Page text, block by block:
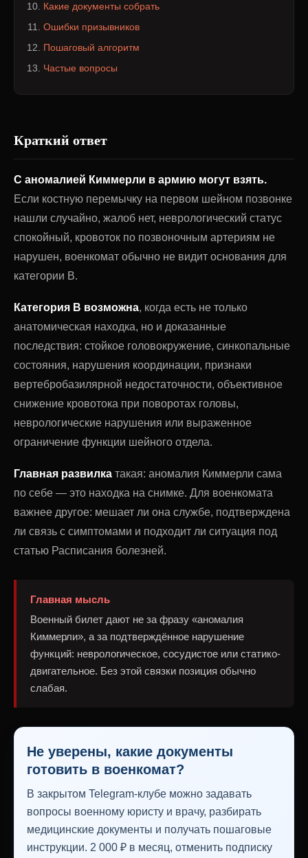
Какие документы собрать
Ошибки призывников
Пошаговый алгоритм
Частые вопросы
Краткий ответ
С аномалией Киммерли в армию могут взять.
Если костную перемычку на первом шейном позвонке
нашли случайно, жалоб нет, неврологический статус
спокойный, кровоток по позвоночным артериям не
нарушен, военкомат обычно не видит основания для
категории В.
Категория В возможна, когда есть не только
анатомическая находка, но и доказанные
последствия: стойкое головокружение, синкопальные
состояния, нарушения координации, признаки
вертебробазилярной недостаточности, объективное
снижение кровотока при поворотах головы,
неврологические нарушения или выраженное
ограничение функции шейного отдела.
Главная развилка такая: аномалия Киммерли сама
по себе — это находка на снимке. Для военкомата
важнее другое: мешает ли она службе, подтверждена
ли связь с симптомами и подходит ли ситуация под
статью Расписания болезней.
Главная мысль
Военный билет дают не за фразу «аномалия
Киммерли», а за подтверждённое нарушение
функций: неврологическое, сосудистое или статико-
двигательное. Без этой связки позиция обычно
слабая.
Не уверены, какие документы
готовить в военкомат?
В закрытом Telegram-клубе можно задавать
вопросы военному юристу и врачу, разбирать
медицинские документы и получать пошаговые
инструкции. 2 000 ₽ в месяц, отменить подписку